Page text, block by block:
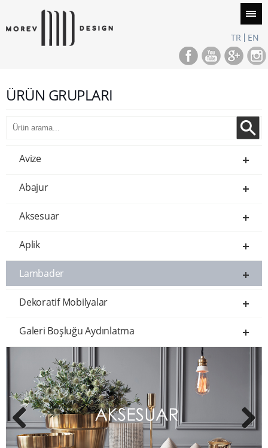
TR EN
ÜRÜN GRUPLARI
Avize
Abajur
Aksesuar
Aplik
Lambader
Dekoratif Mobilyalar
Galeri Boşluğu Aydınlatma
Previous